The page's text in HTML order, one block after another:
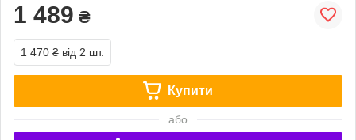
1 489 ₴
1 470 ₴ від 2 шт.
Купити
або